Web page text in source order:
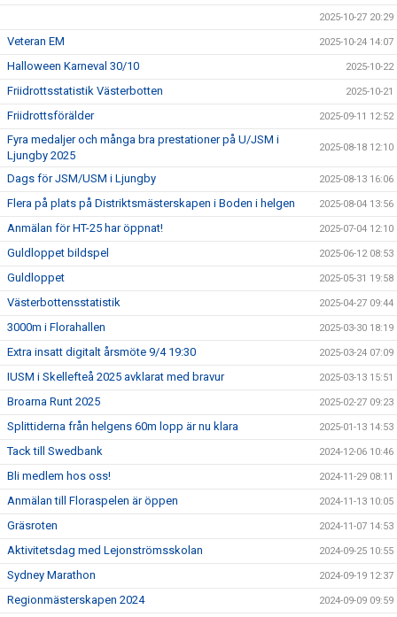
2025-10-27 20:29
Veteran EM 2025-10-24 14:07
Halloween Karneval 30/10 2025-10-22
Friidrottsstatistik Västerbotten 2025-10-21
Friidrottsförälder 2025-09-11 12:52
Fyra medaljer och många bra prestationer på U/JSM i
Ljungby 2025
2025-08-18 12:10
Dags för JSM/USM i Ljungby 2025-08-13 16:06
Flera på plats på Distriktsmästerskapen i Boden i helgen 2025-08-04 13:56
Anmälan för HT-25 har öppnat! 2025-07-04 12:10
Guldloppet bildspel 2025-06-12 08:53
Guldloppet 2025-05-31 19:58
Västerbottensstatistik 2025-04-27 09:44
3000m i Florahallen 2025-03-30 18:19
Extra insatt digitalt årsmöte 9/4 19:30 2025-03-24 07:09
IUSM i Skellefteå 2025 avklarat med bravur 2025-03-13 15:51
Broarna Runt 2025 2025-02-27 09:23
Splittiderna från helgens 60m lopp är nu klara 2025-01-13 14:53
Tack till Swedbank 2024-12-06 10:46
Bli medlem hos oss! 2024-11-29 08:11
Anmälan till Floraspelen är öppen 2024-11-13 10:05
Gräsroten 2024-11-07 14:53
Aktivitetsdag med Lejonströmsskolan 2024-09-25 10:55
Sydney Marathon 2024-09-19 12:37
Regionmästerskapen 2024 2024-09-09 09:59